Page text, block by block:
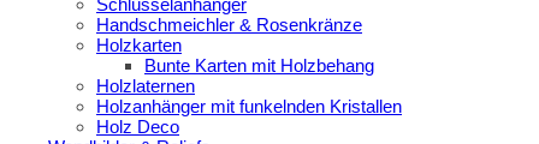
Schlüsselanhänger
Handschmeichler & Rosenkränze
Holzkarten
Bunte Karten mit Holzbehang
Holzlaternen
Holzanhänger mit funkelnden Kristallen
Holz Deco